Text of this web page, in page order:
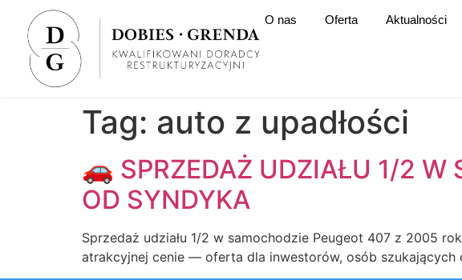
O nas Oferta Aktualności
Tag: auto z upadłości
🚗 SPRZEDAŻ UDZIAŁU 1/2
OD SYNDYKA
Sprzedaż udziału 1/2 w samochodzie Peugeot 407 z 2005
atrakcyjnej cenie — oferta dla inwestorów, osób szukających